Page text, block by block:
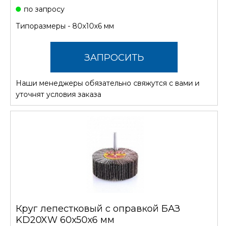
по запросу
Типоразмеры - 80х10х6 мм
ЗАПРОСИТЬ
СТОИМОСТЬ
Наши менеджеры обязательно свяжутся с вами и
уточнят условия заказа
Круг лепестковый с оправкой БАЗ
KD20XW 60х50х6 мм